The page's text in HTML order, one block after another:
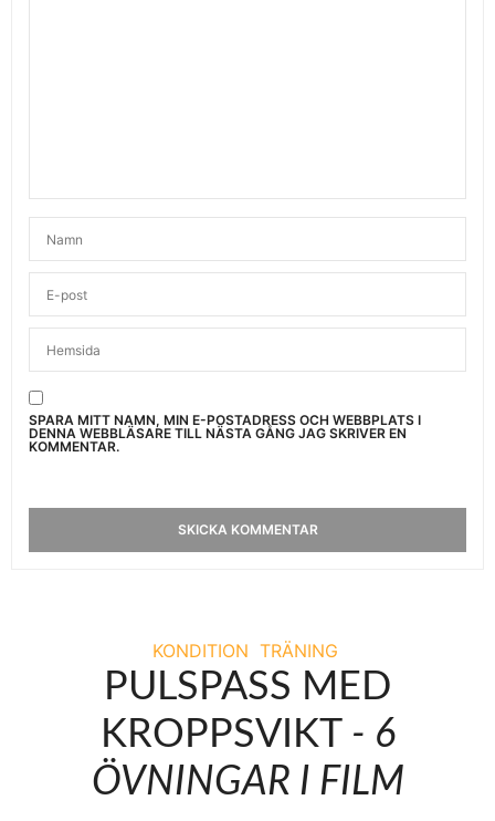
SPARA MITT NAMN, MIN E-POSTADRESS OCH WEBBPLATS I
DENNA WEBBLÄSARE TILL NÄSTA GÅNG JAG SKRIVER EN
KOMMENTAR.
KONDITION TRÄNING
PULSPASS MED
KROPPSVIKT - 6
ÖVNINGAR I FILM